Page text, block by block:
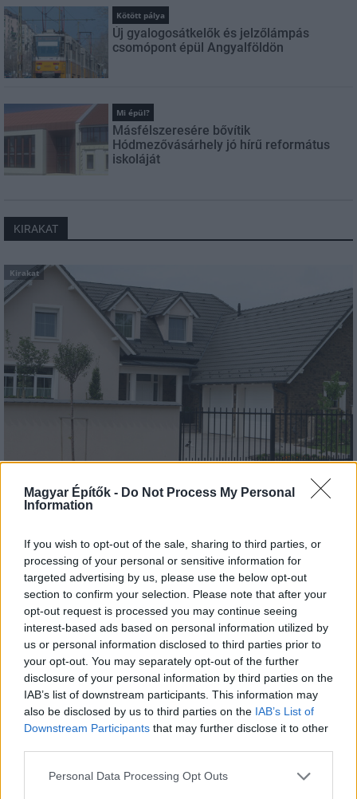
Magyar Építők - Do Not Process My Personal
Information
If you wish to opt-out of the sale, sharing to third parties, or
processing of your personal or sensitive information for
targeted advertising by us, please use the below opt-out
section to confirm your selection. Please note that after your
opt-out request is processed you may continue seeing
interest-based ads based on personal information utilized by
us or personal information disclosed to third parties prior to
your opt-out. You may separately opt-out of the further
disclosure of your personal information by third parties on the
IAB’s list of downstream participants. This information may
also be disclosed by us to third parties on the IAB’s List of
Downstream Participants that may further disclose it to other
Please note that this website/app uses one or more Google
Personal Data Processing Opt Outs
Kötött pálya
Új gyalogosátkelők és jelzőlámpás
csomópont épül Angyalföldön
Mi épül?
Másfélszeresére bővítik
Hódmezővásárhely jó hírű református
iskoláját
KIRAKAT
Kirakat
Tető, ami évtizedeken át gondoskodik a családról